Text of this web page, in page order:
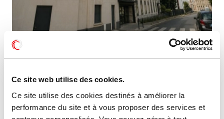
Ce site web utilise des cookies.
Ce site utilise des cookies destinés à améliorer la
performance du site et à vous proposer des services et
Vente Bureaux SAINT DENIS
103 m²
3 835 €
/m²